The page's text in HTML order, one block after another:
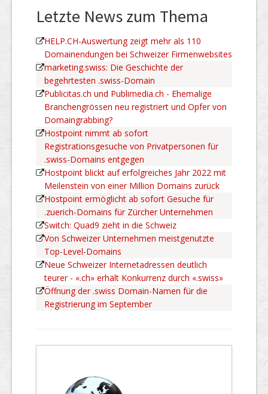
Letzte News zum Thema
HELP.CH-Auswertung zeigt mehr als 110
Domainendungen bei Schweizer Firmenwebsites
marketing.swiss: Die Geschichte der
begehrtesten .swiss-Domain
Publicitas.ch und Publimedia.ch - Ehemalige
Branchengrössen neu registriert und Opfer von
Domaingrabbing?
Hostpoint nimmt ab sofort
Registrationsgesuche von Privatpersonen für
.swiss-Domains entgegen
Hostpoint blickt auf erfolgreiches Jahr 2022 mit
Meilenstein von einer Million Domains zurück
Hostpoint ermöglicht ab sofort Gesuche für
.zuerich-Domains für Zürcher Unternehmen
Switch: Quad9 zieht in die Schweiz
Von Schweizer Unternehmen meistgenutzte
Top-Level-Domains
Neue Schweizer Internetadressen deutlich
teurer - «.ch» erhält Konkurrenz durch «.swiss»
Öffnung der .swiss Domain-Namen für die
Registrierung im September